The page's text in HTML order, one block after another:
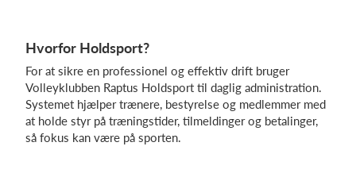
Hvorfor Holdsport?
For at sikre en professionel og effektiv drift bruger
Volleyklubben Raptus Holdsport til daglig administration.
Systemet hjælper trænere, bestyrelse og medlemmer med
at holde styr på træningstider, tilmeldinger og betalinger,
så fokus kan være på sporten.